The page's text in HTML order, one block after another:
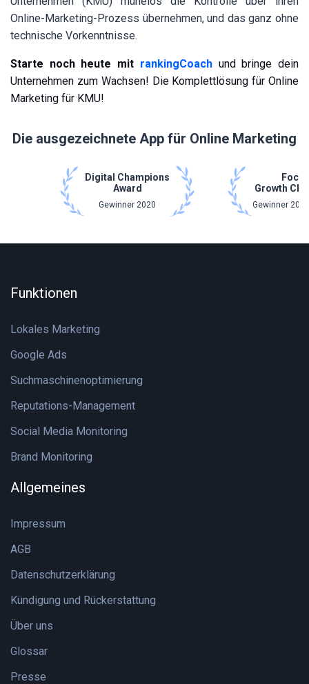
Online-Marketing-Prozess übernehmen, und das ganz ohne
technische Vorkenntnisse.
Starte noch heute mit rankingCoachund bringe dein
Unternehmen zum Wachsen! Die Komplettlösung für Online
Marketing für KMU!
Die ausgezeichnete App für Online Marketing
Digital Champions
Award
Gewinner 2020
Focus
Growth
Gewinner
Funktionen
Lokales Marketing
Google Ads
Suchmaschinenoptimierung
Reputations-Management
Social Media Monitoring
Brand Monitoring
Allgemeines
Impressum
AGB
Datenschutzerklärung
Kündigung und Rückerstattung
Über uns
Glossar
Presse